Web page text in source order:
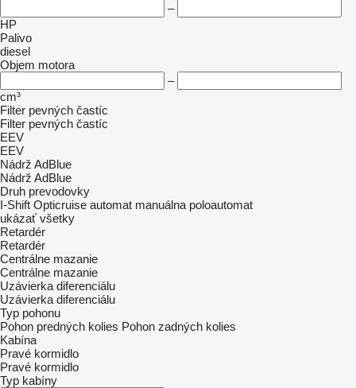
–
HP
Palivo
diesel
Objem motora
–
cm³
Filter pevných častíc
Filter pevných častíc
EEV
EEV
Nádrž AdBlue
Nádrž AdBlue
Druh prevodovky
I-Shift Opticruise automat manuálna poloautomat
ukázať všetky
Retardér
Retardér
Centrálne mazanie
Centrálne mazanie
Uzávierka diferenciálu
Uzávierka diferenciálu
Typ pohonu
Pohon predných kolies Pohon zadných kolies
Kabína
Pravé kormidlo
Pravé kormidlo
Typ kabíny